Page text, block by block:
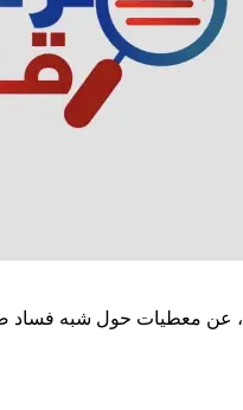
كشف « مرصد رقابة »، الذي يرأسه الأستاذ عماد